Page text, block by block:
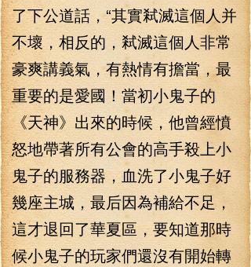
了下公道話，“其實弒滅這個人并
不壞，相反的，弒滅這個人非常
豪爽講義氣，有熱情有擔當，最
重要的是愛國！當初小鬼子的
《天神》出來的時候，他曾經憤
怒地帶著所有公會的高手殺上小
鬼子的服務器，血洗了小鬼子好
幾座主城，最后因為補給不足，
這才退回了華夏區，要知道那時
候小鬼子的玩家們還沒有開始轉